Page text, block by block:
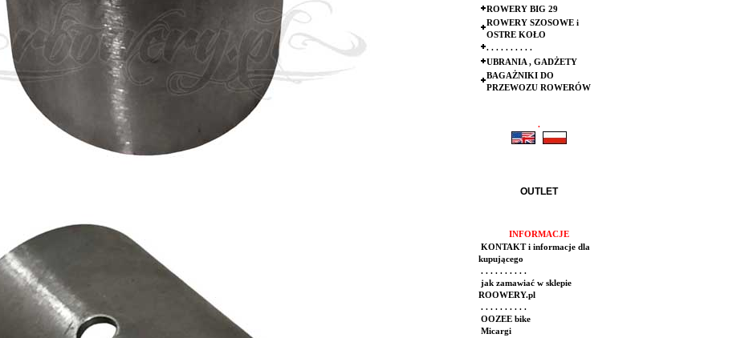
ROWERY BIG 29
ROWERY SZOSOWE i
OSTRE KOŁO
. . . . . . . . . .
UBRANIA , GADŻETY
BAGAŻNIKI DO
PRZEWOZU ROWERÓW
.
OUTLET
INFORMACJE
KONTAKT i informacje dla
kupującego
. . . . . . . . . .
jak zamawiać w sklepie
ROOWERY.pl
. . . . . . . . . .
OOZEE bike
Micargi